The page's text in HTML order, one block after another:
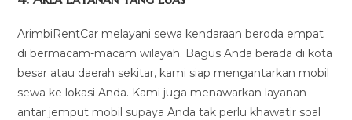
ArimbiRentCar melayani sewa kendaraan beroda empat
di bermacam-macam wilayah. Bagus Anda berada di kota
besar atau daerah sekitar, kami siap mengantarkan mobil
sewa ke lokasi Anda. Kami juga menawarkan layanan
antar jemput mobil supaya Anda tak perlu khawatir soal